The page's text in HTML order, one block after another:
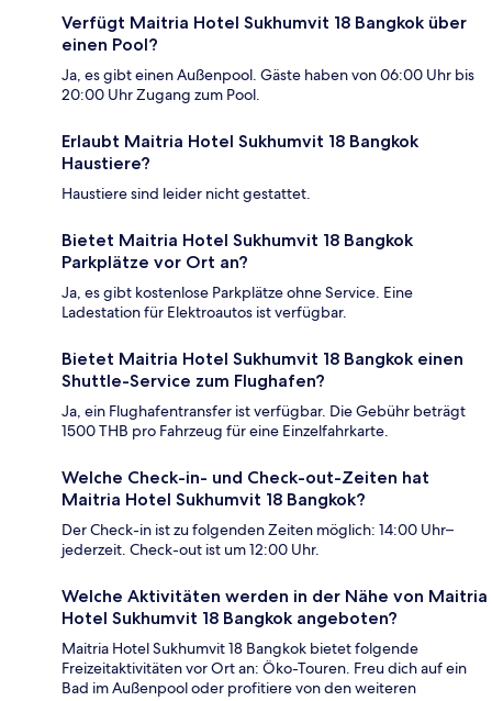
Verfügt Maitria Hotel Sukhumvit 18 Bangkok über
einen Pool?
Ja, es gibt einen Außenpool. Gäste haben von 06:00 Uhr bis
20:00 Uhr Zugang zum Pool.
Erlaubt Maitria Hotel Sukhumvit 18 Bangkok
Haustiere?
Haustiere sind leider nicht gestattet.
Bietet Maitria Hotel Sukhumvit 18 Bangkok
Parkplätze vor Ort an?
Ja, es gibt kostenlose Parkplätze ohne Service. Eine
Ladestation für Elektroautos ist verfügbar.
Bietet Maitria Hotel Sukhumvit 18 Bangkok einen
Shuttle-Service zum Flughafen?
Ja, ein Flughafentransfer ist verfügbar. Die Gebühr beträgt
1500 THB pro Fahrzeug für eine Einzelfahrkarte.
Welche Check-in- und Check-out-Zeiten hat
Maitria Hotel Sukhumvit 18 Bangkok?
Der Check-in ist zu folgenden Zeiten möglich: 14:00 Uhr–
jederzeit. Check-out ist um 12:00 Uhr.
Welche Aktivitäten werden in der Nähe von Maitria
Hotel Sukhumvit 18 Bangkok angeboten?
Maitria Hotel Sukhumvit 18 Bangkok bietet folgende
Freizeitaktivitäten vor Ort an: Öko-Touren. Freu dich auf ein
Bad im Außenpool oder profitiere von den weiteren